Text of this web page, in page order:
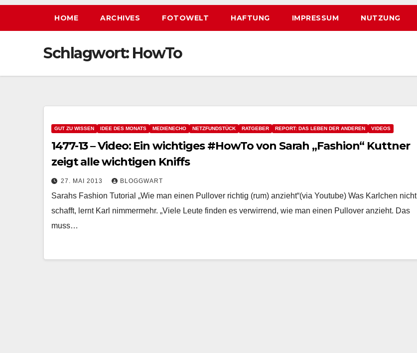
HOME ARCHIVES FOTOWELT HAFTUNG IMPRESSUM NUTZUNG
Schlagwort: HowTo
GUT ZU WISSEN IDEE DES MONATS MEDIENECHO NETZFUNDSTÜCK RATGEBER REPORT: DAS LEBEN DER ANDEREN VIDEOS
1477-13 – Video: Ein wichtiges #HowTo von Sarah „Fashion“ Kuttner
zeigt alle wichtigen Kniffs
27. MAI 2013 BLOGGWART
Sarahs Fashion Tutorial „Wie man einen Pullover richtig (rum) anzieht“(via Youtube) Was Karlchen nicht
schafft, lernt Karl nimmermehr. „Viele Leute finden es verwirrend, wie man einen Pullover anzieht. Das
muss…